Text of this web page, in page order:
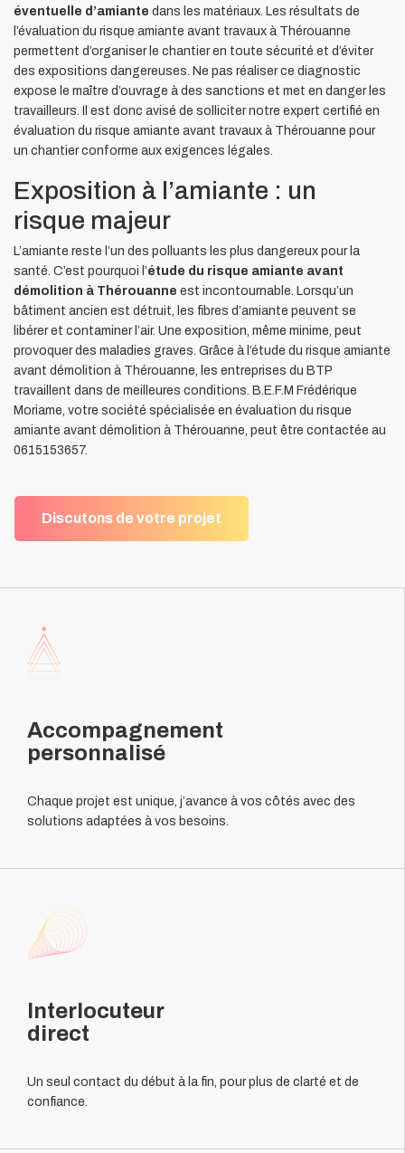
éventuelle d’amiante dans les matériaux. Les résultats de
l’évaluation du risque amiante avant travaux à Thérouanne
permettent d’organiser le chantier en toute sécurité et d’éviter
des expositions dangereuses. Ne pas réaliser ce diagnostic
expose le maître d’ouvrage à des sanctions et met en danger les
travailleurs. Il est donc avisé de solliciter notre expert certifié en
évaluation du risque amiante avant travaux à Thérouanne pour
un chantier conforme aux exigences légales.
Exposition à l’amiante : un
risque majeur
L’amiante reste l’un des polluants les plus dangereux pour la
santé. C’est pourquoi l’étude du risque amiante avant
démolition à Thérouanne est incontournable. Lorsqu’un
bâtiment ancien est détruit, les fibres d’amiante peuvent se
libérer et contaminer l’air. Une exposition, même minime, peut
provoquer des maladies graves. Grâce à l’étude du risque amiante
avant démolition à Thérouanne, les entreprises du BTP
travaillent dans de meilleures conditions. B.E.F.M Frédérique
Moriame, votre société spécialisée en évaluation du risque
amiante avant démolition à Thérouanne, peut être contactée au
0615153657.
Discutons de votre projet
Accompagnement
personnalisé
Chaque projet est unique, j’avance à vos côtés avec des
solutions adaptées à vos besoins.
Interlocuteur
direct
Un seul contact du début à la fin, pour plus de clarté et de
confiance.